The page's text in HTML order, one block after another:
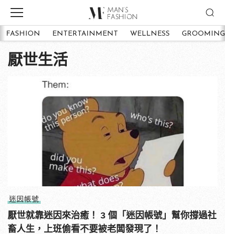
FASHION ENTERTAINMENT WELLNESS GROOMING
厭世生活
迷因帳號
厭世就靠迷因來治癒！ 3 個「迷因帳號」幫你撐過社
畜人生，上班偷看不要被老闆發現了！